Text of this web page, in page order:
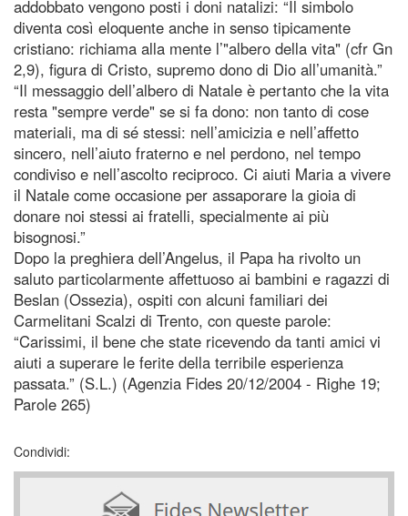
addobbato vengono posti i doni natalizi: “Il simbolo
diventa così eloquente anche in senso tipicamente
cristiano: richiama alla mente l’"albero della vita" (cfr Gn
2,9), figura di Cristo, supremo dono di Dio all’umanità.”
“Il messaggio dell’albero di Natale è pertanto che la vita
resta "sempre verde" se si fa dono: non tanto di cose
materiali, ma di sé stessi: nell’amicizia e nell’affetto
sincero, nell’aiuto fraterno e nel perdono, nel tempo
condiviso e nell’ascolto reciproco. Ci aiuti Maria a vivere
il Natale come occasione per assaporare la gioia di
donare noi stessi ai fratelli, specialmente ai più
bisognosi.”
Dopo la preghiera dell’Angelus, il Papa ha rivolto un
saluto particolarmente affettuoso ai bambini e ragazzi di
Beslan (Ossezia), ospiti con alcuni familiari dei
Carmelitani Scalzi di Trento, con queste parole:
“Carissimi, il bene che state ricevendo da tanti amici vi
aiuti a superare le ferite della terribile esperienza
passata.” (S.L.) (Agenzia Fides 20/12/2004 - Righe 19;
Parole 265)
Condividi: